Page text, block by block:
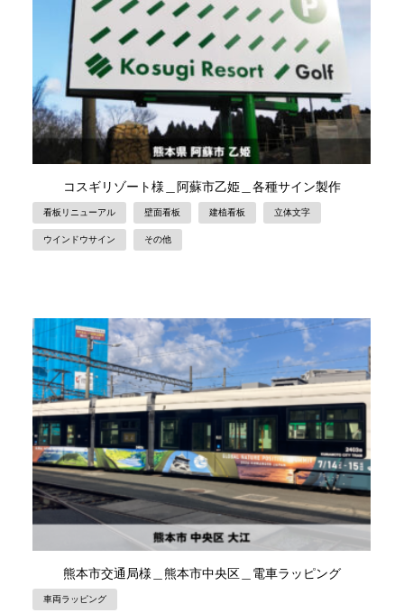
コスギリゾート様＿阿蘇市乙姫＿各種サイン製作
看板リニューアル 壁面看板 建植看板 立体文字
ウインドウサイン その他
熊本市交通局様＿熊本市中央区＿電車ラッピング
車両ラッピング